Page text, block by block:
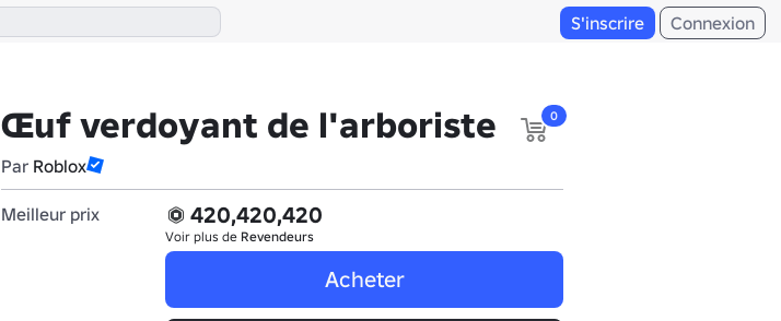
S'inscrire Connexion
Œuf verdoyant de l'arboriste
Par Roblox
0
Meilleur prix 420,420,420
Voir plus de Revendeurs
Acheter